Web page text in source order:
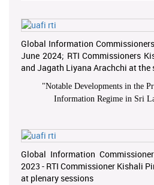
Global Information
June 2024; RTI Commissioners
and Jagath Liyana Arachchi at the
"Notable Developments in the
Information Regime in Sri
Global Information
2023 - RTI Commissioner Kishali
at plenary sessions